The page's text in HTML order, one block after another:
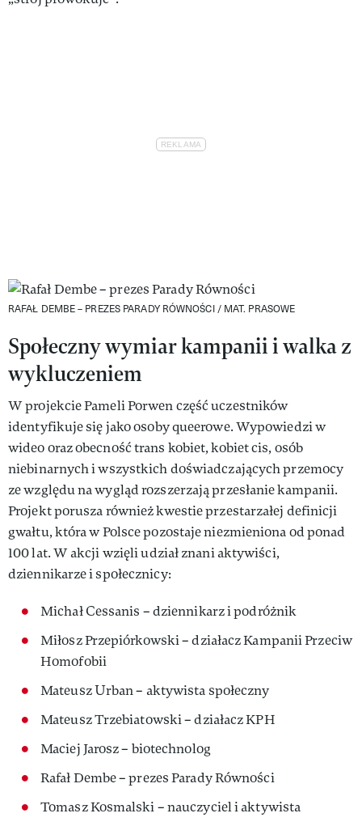
RAFAŁ DEMBE – PREZES PARADY RÓWNOŚCI / MAT. PRASOWE
Społeczny wymiar kampanii i walka z
wykluczeniem
W projekcie Pameli Porwen część uczestników
identyfikuje się jako osoby queerowe. Wypowiedzi w
wideo oraz obecność trans kobiet, kobiet cis, osób
niebinarnych i wszystkich doświadczających przemocy
ze względu na wygląd rozszerzają przesłanie kampanii.
Projekt porusza również kwestie przestarzałej definicji
gwałtu, która w Polsce pozostaje niezmieniona od ponad
100 lat. W akcji wzięli udział znani aktywiści,
dziennikarze i społecznicy:
Michał Cessanis – dziennikarz i podróżnik
Miłosz Przepiórkowski – działacz Kampanii Przeciw
Homofobii
Mateusz Urban – aktywista społeczny
Mateusz Trzebiatowski – działacz KPH
Maciej Jarosz – biotechnolog
Rafał Dembe – prezes Parady Równości
Tomasz Kosmalski – nauczyciel i aktywista